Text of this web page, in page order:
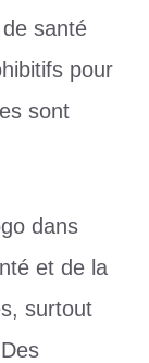
santé
pour
sont
dans
et de la
surtout